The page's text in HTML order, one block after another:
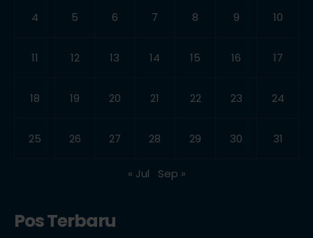
4 5 6 7 8 9 10
11 12 13 14 15 16 17
18 19 20 21 22 23 24
25 26 27 28 29 30 31
« Jul Sep »
Pos Terbaru